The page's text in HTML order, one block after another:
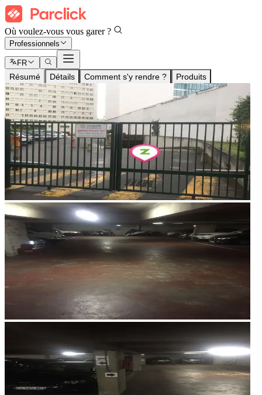
Où voulez-vous vous garer ?
Professionnels
FR
Résumé Détails Comment s'y rendre ? Produits